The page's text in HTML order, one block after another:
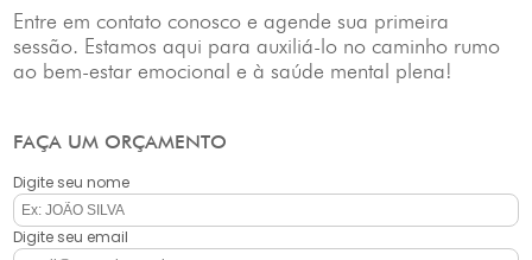
Entre em contato conosco e agende sua primeira
sessão. Estamos aqui para auxiliá-lo no caminho rumo
ao bem-estar emocional e à saúde mental plena!
FAÇA UM ORÇAMENTO
Digite seu nome
Digite seu email